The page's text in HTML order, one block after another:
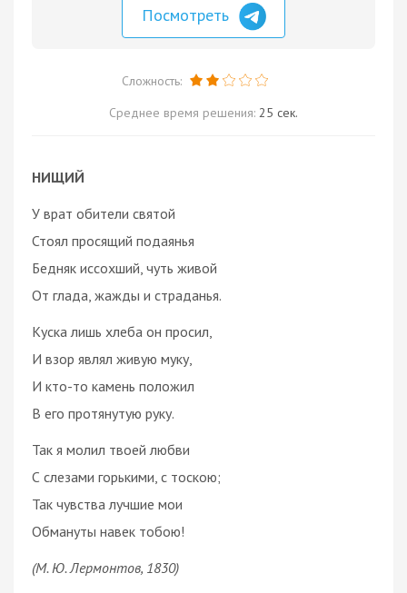
Посмотреть
Сложность:
Среднее время решения: 25 сек.
НИЩИЙ
У врат обители святой
Стоял просящий подаянья
Бедняк иссохший, чуть живой
От глада, жажды и страданья.
Куска лишь хлеба он просил,
И взор являл живую муку,
И кто-то камень положил
В его протянутую руку.
Так я молил твоей любви
С слезами горькими, с тоскою;
Так чувства лучшие мои
Обмануты навек тобою!
(М. Ю. Лермонтов, 1830)